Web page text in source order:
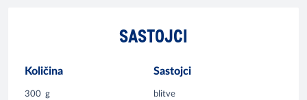
SASTOJCI
Količina Sastojci
300 g blitve